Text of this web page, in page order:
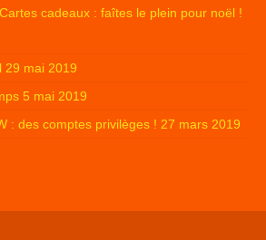
cadeaux : faîtes le plein pour noël !
29 mai 2019
5 mai 2019
: des comptes privilèges ! 27 mars 2019